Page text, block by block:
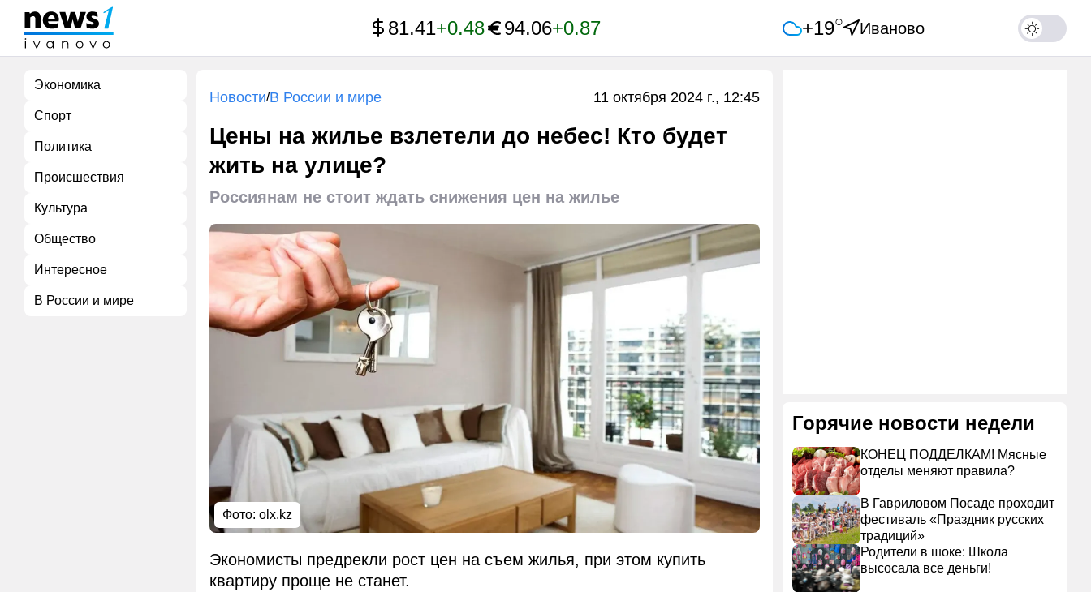
81.41+0.48 94.06+0.87 +19○ Иваново
Экономика
Спорт
Политика
Происшествия
Культура
Общество
Интересное
В России и мире
Новости/В России и мире 11 октября 2024 г., 12:45
Цены на жилье взлетели до небес! Кто будет
жить на улице?
Россиянам не стоит ждать снижения цен на жилье
Фото: olx.kz
Экономисты предрекли рост цен на съем жилья, при этом купить
квартиру проще не станет.
Горячие новости недели
КОНЕЦ ПОДДЕЛКАМ! Мясные
отделы меняют правила?
В Гавриловом Посаде проходит
фестиваль «Праздник русских
традиций»
Родители в шоке: Школа
высосала все деньги!